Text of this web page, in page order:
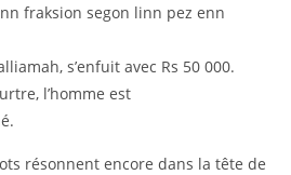
fraksion segon linn pez enn
s’enfuit avec Rs 50 000.
l’homme est
résonnent encore dans la tête de